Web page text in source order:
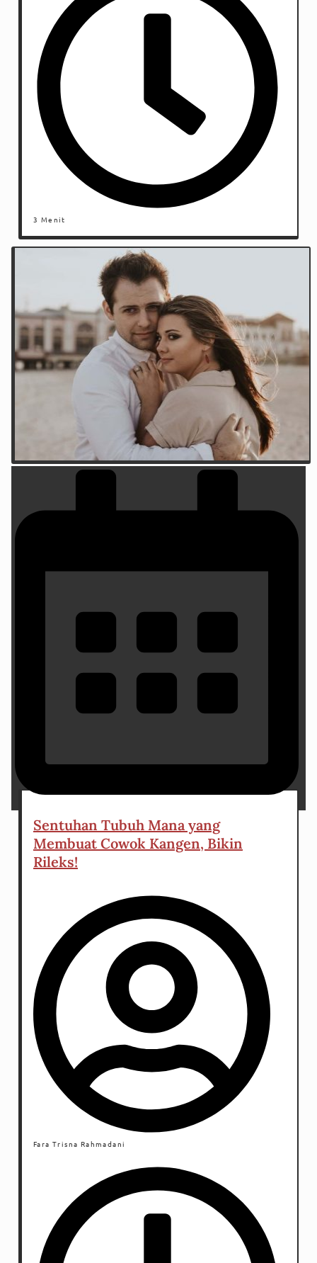
3 Menit
Sentuhan Tubuh Mana yang
Membuat Cowok Kangen, Bikin
Rileks!
Fara Trisna Rahmadani